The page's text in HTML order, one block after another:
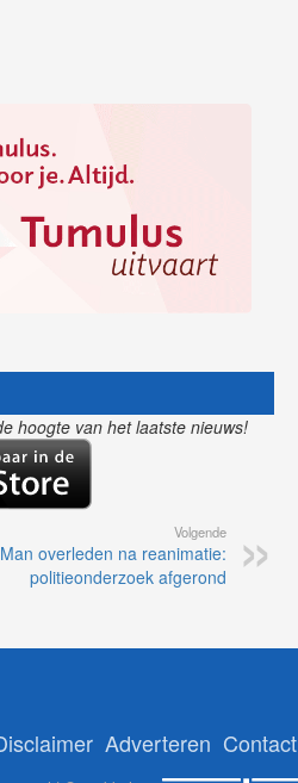
hoogte van het laatste nieuws!
Volgende
Man overleden na reanimatie:
politieonderzoek afgerond
Adverteren Contact